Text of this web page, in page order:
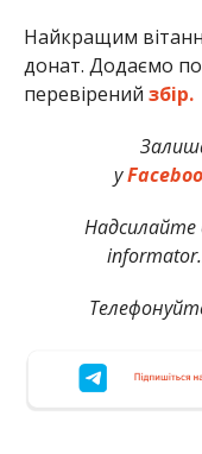
Найкращим
донат. Додаємо
перевірений збір.
у
Надсилайте